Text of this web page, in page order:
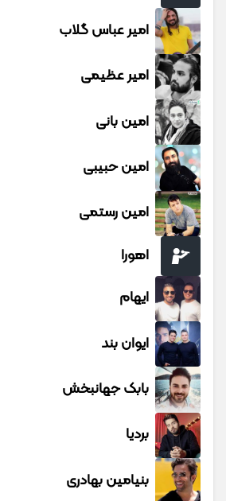
امیر عباس گلاب
امیر عظیمی
امین بانی
امین حبیبی
امین رستمی
اهورا
ایهام
ایوان بند
بابک جهانبخش
بردیا
بنیامین بهادری